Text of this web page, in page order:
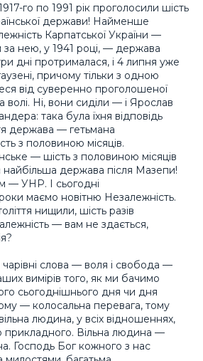
1917-го по 1991 рік проголосили шість
держави! Найменше
Карпатської України —
за нею, у 1941 році, — держава
дні протрималася, і 4 липня уже
причому тільки з одною
від суверенно проголошеної
Ні, вони сиділи — і Ярослав
така була їхня відповідь
держава — гетьмана
з половиною місяців.
— шість з половиною місяців
держава після Мазепи!
— УНР. І сьогодні
маємо новітню Незалежність.
нищили, шість разів
— вам не здається,
чарівні слова — воля і свобода —
вимірів того, як ми бачимо
сьогоднішнього дня чи дня
— колосальна перевага, тому
людина, у всіх відношеннях,
прикладного. Вільна людина —
Господь Бог кожного з нас